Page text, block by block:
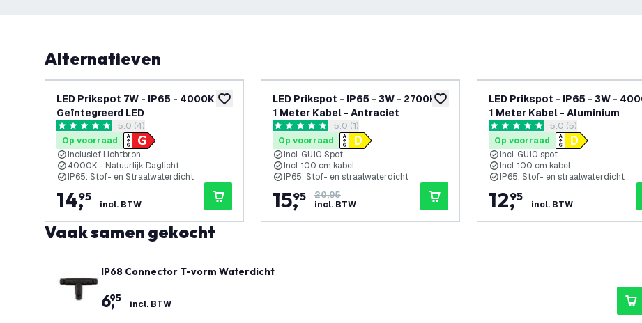
Alternatieven
toevoegen aan verlanglijst
LED Prikspot 7W - IP65 - 4000K -
Geïntegreerd LED
reviews drawer openen
5 score sterren5.0 (4)
Op voorraad
Inclusief Lichtbron
4000K - Natuurlijk Daglicht
IP65: Stof- en Straalwaterdicht
14,
95
incl. BTW
toevoegen aan verlanglijst
LED Prikspot - IP65 - 3W - 2700K -
1 Meter Kabel - Antraciet
reviews drawer openen
5 score sterren5.0 (1)
Op voorraad
Incl. GU10 Spot
Incl. 100 cm kabel
IP65: Stof- en straalwaterdicht
15,
95
20,95
incl. BTW
LED Prikspot - IP65 - 3W -
1 Meter Kabel - Aluminium
reviews drawer
5 score sterren5.0 (5)
Op voorraad
Incl. GU10 spot
Incl. 100 cm kabel
IP65: Stof- en straalwaterdicht
12,
95
incl. BTW
Vaak samen gekocht
IP68 Connector T-vorm Waterdicht
6,
95 incl. BTW